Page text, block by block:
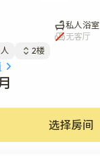
想。
酒店
路3巷14号2至5楼
私人浴室
无客厅
2楼
选择房间